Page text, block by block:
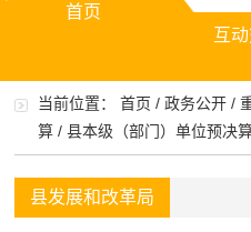
首页
互
当前位置：首页 /政务公开 /
算 /县本级（部门）单位预决
县发展和改革局